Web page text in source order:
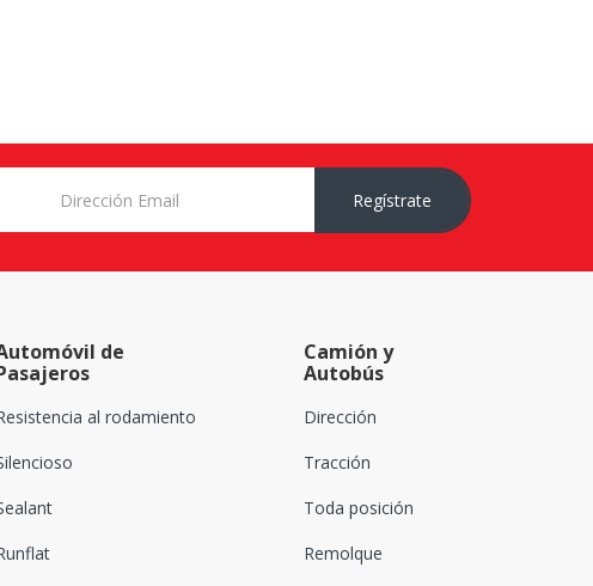
Regístrate
de
al rodamiento
Camión y
Autobús
Dirección
Tracción
Toda posición
Remolque